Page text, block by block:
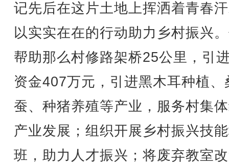
记先后在这片土地上挥洒着青春
以实实在在的行动助力乡村振兴
帮助那么村修路架桥25公里，引
资金407万元，引进黑木耳种植、
蚕、种猪养殖等产业，服务村集
产业发展；组织开展乡村振兴技
班，助力人才振兴；将废弃教室